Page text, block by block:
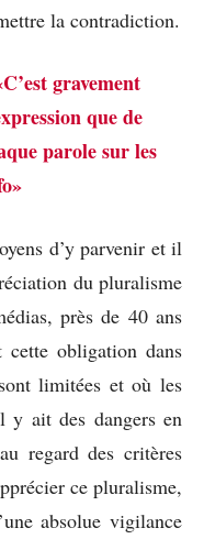
la contradiction.
gravement
que de
parole sur les
d’y parvenir et il
du pluralisme
près de 40 ans
obligation dans
limitées et où les
y ait des dangers en
regard des critères
ce pluralisme,
absolue vigilance